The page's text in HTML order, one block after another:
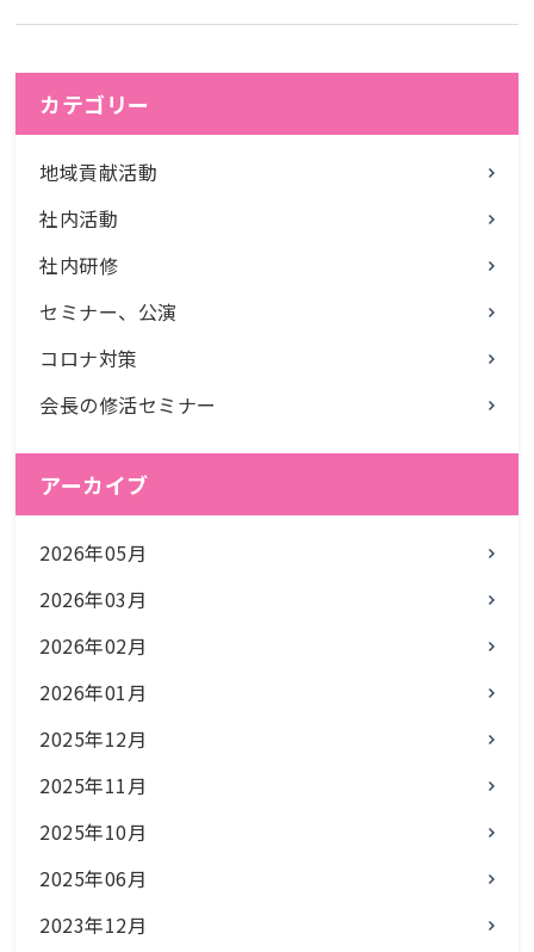
カテゴリー
地域貢献活動
社内活動
社内研修
セミナー、公演
コロナ対策
会長の修活セミナー
アーカイブ
2026年05月
2026年03月
2026年02月
2026年01月
2025年12月
2025年11月
2025年10月
2025年06月
2023年12月